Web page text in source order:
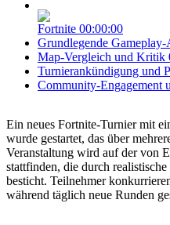
Fortnite 00:00:00
Grundlegende Gameplay-
Map-Vergleich und Kritik
Turnierankündigung und
Community-Engagement
Ein neues Fortnite-Turnier mit
wurde gestartet, das über
Veranstaltung wird auf der von
stattfinden, die durch
besticht. Teilnehmer
während täglich neue Runden